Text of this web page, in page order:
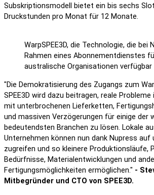
Subskriptionsmodell bietet ein bis sechs
Druckstunden pro Monat für 12 Monate.
WarpSPEE3D, die Technologie, die bei
Rahmen eines Abonnementdienstes
australische Organisationen verfügbar
"Die Demokratisierung des Zugangs zum
SPEE3D wird dazu beitragen, reale
mit unterbrochenen Lieferketten,
und massiven Verzögerungen für einige der
bedeutendsten Branchen zu lösen. Lokale
Unternehmen können nun dank Nupress auf
zugreifen und so kleinere Produktionsläufe,
Bedürfnisse, Materialentwicklungen und
Fertigungsmöglichkeiten ermöglichen." -
Mitbegründer und CTO von SPEE3D.